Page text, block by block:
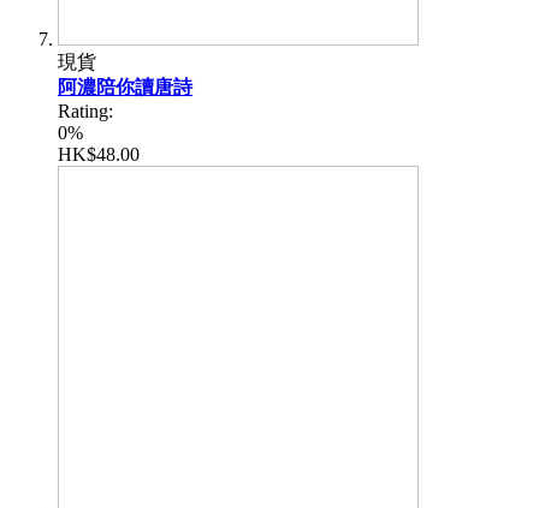
現貨
阿濃陪你讀唐詩
Rating:
0%
HK$48.00